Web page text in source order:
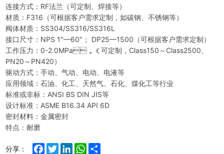
连接方式：RF法兰（可定制、焊接等）
材质：F316（可根据客户需求定制，如碳钢、不锈钢等）
阀体材质：SS304/SS316/SS316L
接口尺寸：NPS 1"—60"； DP25—1500（可根据客户需求定制）
工作压力：0-2.0MPa，（可定制，Class150～Class2500、
PN20～PN420）
驱动方式：手动、气动、电动、电液等
应用领域：石油、化工、天然气、石化、煤化工等行业
标准或非标：ANSI BS DIN JIS等
设计标准：ASME B16.34 API 6D
密封材料：金属密封
特点：耐磨
分享： Facebook
TwitterLinkedInWhatsApp
Share